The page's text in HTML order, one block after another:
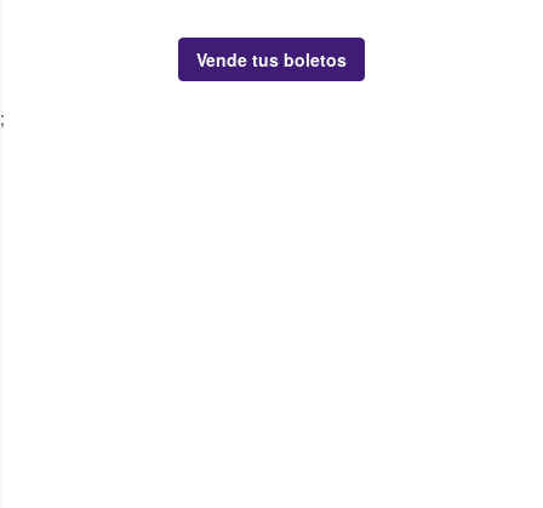
Vende tus boletos
;